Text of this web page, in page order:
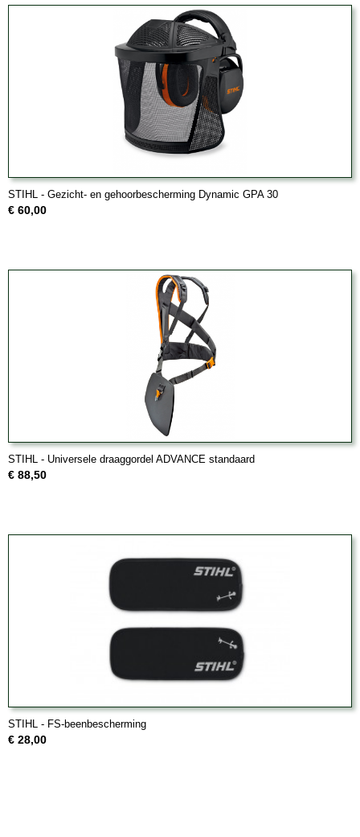
STIHL - Gezicht- en gehoorbescherming Dynamic GPA 30
€ 60,00
STIHL - Universele draaggordel ADVANCE standaard
€ 88,50
STIHL - FS-beenbescherming
€ 28,00